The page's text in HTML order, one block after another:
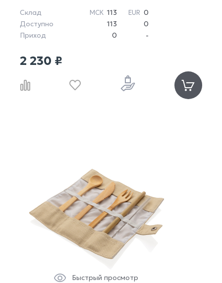
Склад МСК 113 EUR 0
Доступно
113
0
Приход
0 -
2 230 ₽
Быстрый просмотр